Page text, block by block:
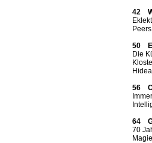
42
50
Die
56
64
70